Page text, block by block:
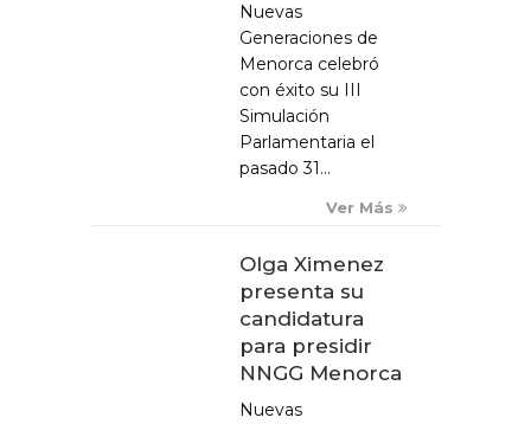
Nuevas
Generaciones de
Menorca celebró
con éxito su III
Simulación
Parlamentaria el
pasado 31...
Ver Más
Olga Ximenez
presenta su
candidatura
para presidir
NNGG Menorca
Nuevas